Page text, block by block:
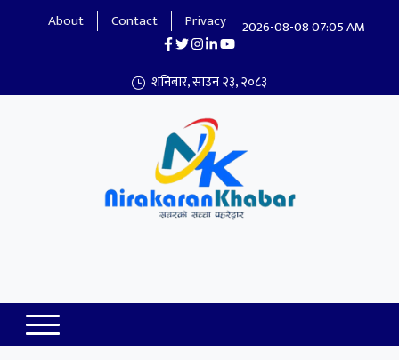
About Contact Privacy 2026-08-08 07:05 AM
शनिबार, साउन २३, २०८३